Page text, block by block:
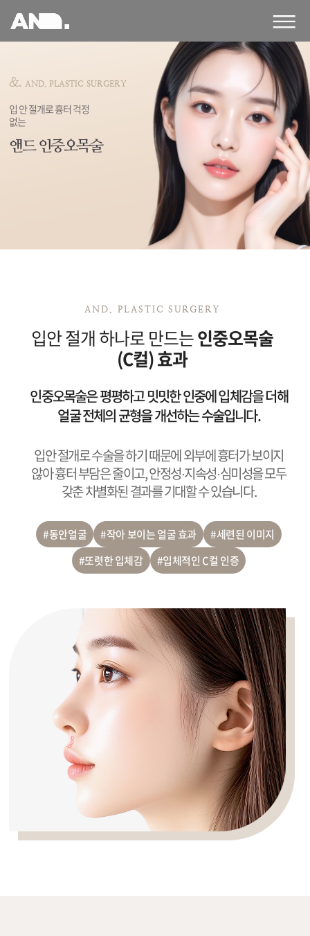
앤
드
외
의
원
&. AND. PLASTIC SURGERY
입 안 절개로 흉터 걱정
없는
앤드 인중오목술
AND. PLASTIC SURGERY
입안 절개 하나로 만드는인중오목술
(C컬) 효과
인중오목술은 평평하고 밋밋한 인중에입체감을 더해
얼굴 전체의 균형을개선하는 수술입니다.
입안 절개로 수술을 하기 때문에 외부에 흉터가 보이지
않아흉터 부담은 줄이고, 안정성·지속성·심미성을 모두
갖춘차별화된 결과를 기대할 수 있습니다.
#동안얼굴 #작아 보이는 얼굴 효과
#세련된 이미지
#또렷한 입체감
#입체적인 C컬 인증